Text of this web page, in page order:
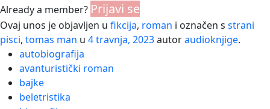
Already a member? Prijavi se
Ovaj unos je objavljen u fikcija, roman i označen s strani
pisci, tomas man u 4 travnja, 2023autoraudioknjige.
autobiografija
avanturistički roman
bajke
beletristika